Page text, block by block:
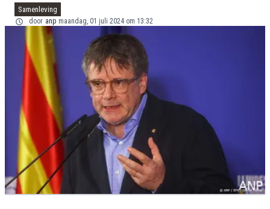
Samenleving
door anp maandag, 01 juli 2024 om 13:32